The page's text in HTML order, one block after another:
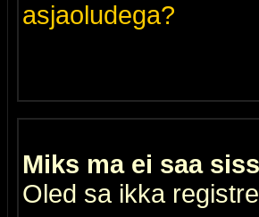
asjaoludega?
Miks ma ei saa
Oled sa ikka